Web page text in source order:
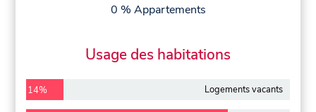
0 % Appartements
Usage des habitations
14% Logements vacants